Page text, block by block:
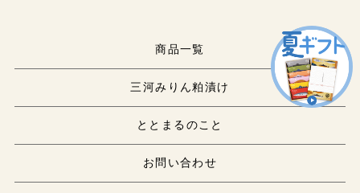
商品一覧
三河みりん粕漬け
ととまるのこと
お問い合わせ